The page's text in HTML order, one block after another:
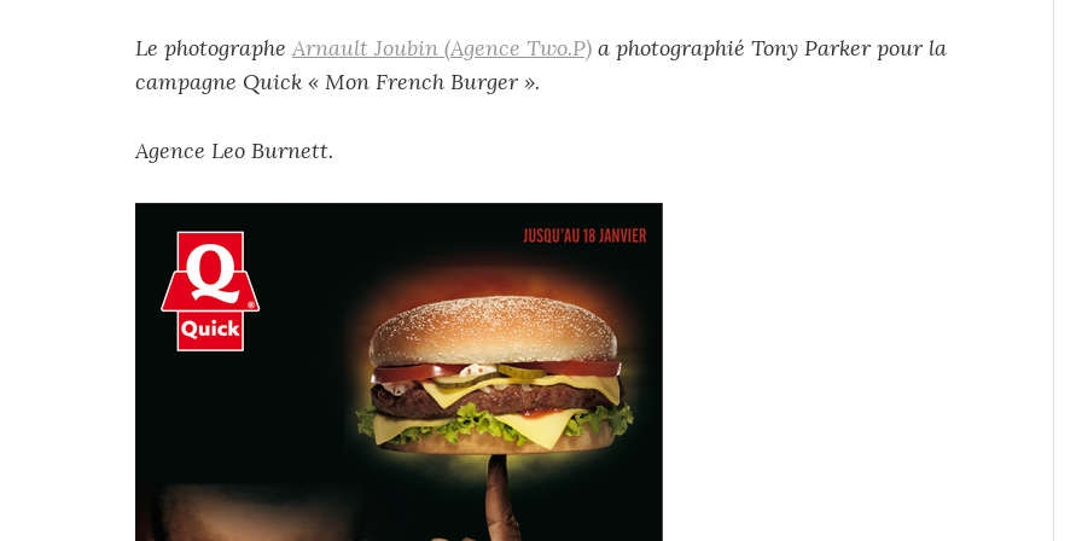
Le photographe Arnault Joubin (Agence Two.P) a photographié Tony Parker pour la
campagne Quick « Mon French Burger ».
Agence Leo Burnett.